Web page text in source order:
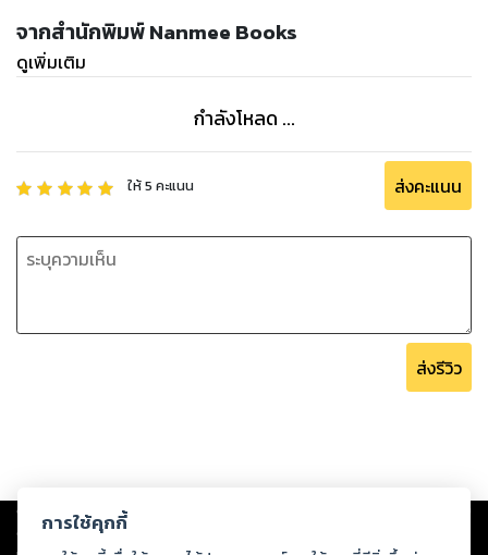
จากสำนักพิมพ์ Nanmee Books
ดูเพิ่มเติม
กำลังโหลด ...
ให้5 คะแนน ส่งคะแนน
ส่งรีวิว
Copyright © 2026
ต่อผลงานหรือเนื้อหาใดที่อัปโหลดผ่านเว็บไซต์และปรากฏว่าละเมิดสิทธิใน
การใช้คุกกี้